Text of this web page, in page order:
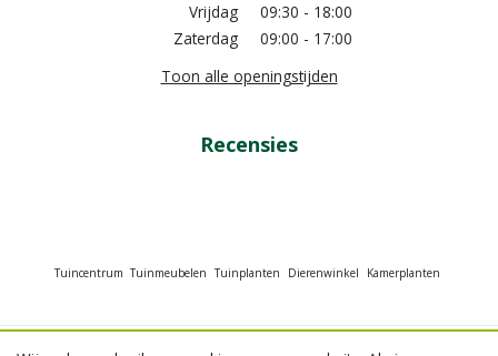
Vrijdag
09:30 - 18:00
Zaterdag
09:00 - 17:00
Toon alle openingstijden
Recensies
Tuincentrum Tuinmeubelen Tuinplanten Dierenwinkel Kamerplanten